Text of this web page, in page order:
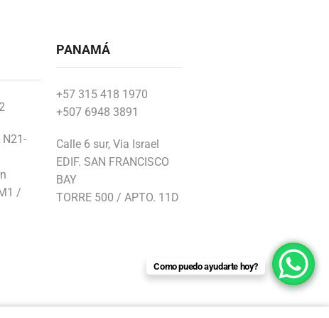
/
PANAMÁ
+57 315 418 1970
+507 6948 3891
Calle 6 sur, Via Israel
EDIF. SAN FRANCISCO
BAY
TORRE 500 / APTO. 11D
Como puedo ayudarte hoy?